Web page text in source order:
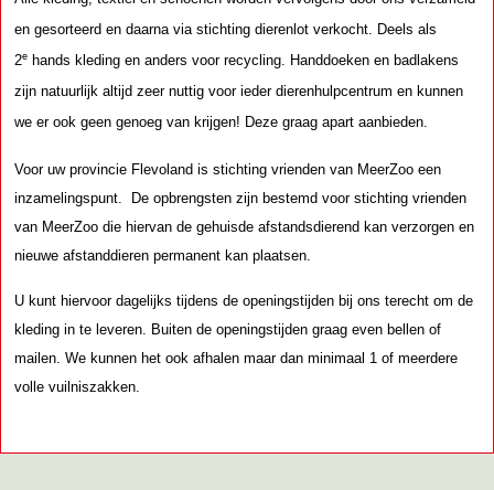
en gesorteerd en daarna via stichting dierenlot verkocht. Deels als
2e
hands kleding en anders voor recycling. Handdoeken en badlakens
zijn natuurlijk altijd zeer nuttig voor ieder dierenhulpcentrum en kunnen
we er ook geen genoeg van krijgen! Deze graag apart aanbieden.
Voor uw provincie Flevoland is stichting vrienden van MeerZoo een
inzamelingspunt. De opbrengsten zijn bestemd voor stichting vrienden
van MeerZoo die hiervan de gehuisde afstandsdierend kan verzorgen en
nieuwe afstanddieren permanent kan plaatsen.
U kunt hiervoor dagelijks tijdens de openingstijden bij ons terecht om de
kleding in te leveren. Buiten de openingstijden graag even bellen of
mailen. We kunnen het ook afhalen maar dan minimaal 1 of meerdere
volle vuilniszakken.